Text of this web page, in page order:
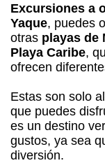
Excursiones a
Yaque, puedes
otras playas de
Playa Caribe,
ofrecen
Estas son solo
que puedes
es un destino
gustos, ya sea
diversión.